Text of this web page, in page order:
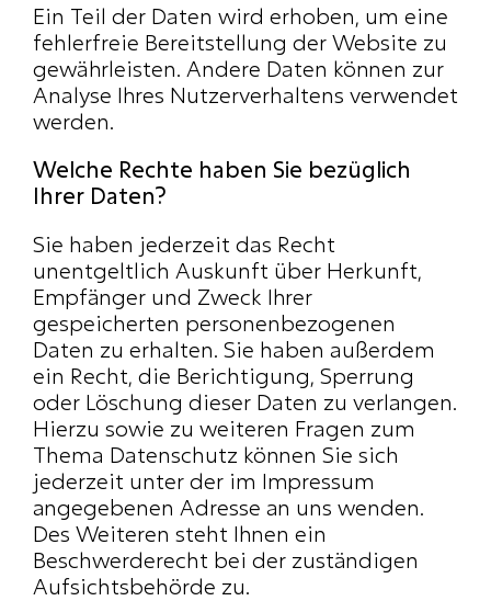
Ein Teil der Daten wird erhoben, um eine
fehlerfreie Bereitstellung der Website zu
gewährleisten. Andere Daten können zur
Analyse Ihres Nutzerverhaltens verwendet
werden.
Welche Rechte haben Sie bezüglich
Ihrer Daten?
Sie haben jederzeit das Recht
unentgeltlich Auskunft über Herkunft,
Empfänger und Zweck Ihrer
gespeicherten personenbezogenen
Daten zu erhalten. Sie haben außerdem
ein Recht, die Berichtigung, Sperrung
oder Löschung dieser Daten zu verlangen.
Hierzu sowie zu weiteren Fragen zum
Thema Datenschutz können Sie sich
jederzeit unter der im Impressum
angegebenen Adresse an uns wenden.
Des Weiteren steht Ihnen ein
Beschwerderecht bei der zuständigen
Aufsichtsbehörde zu.